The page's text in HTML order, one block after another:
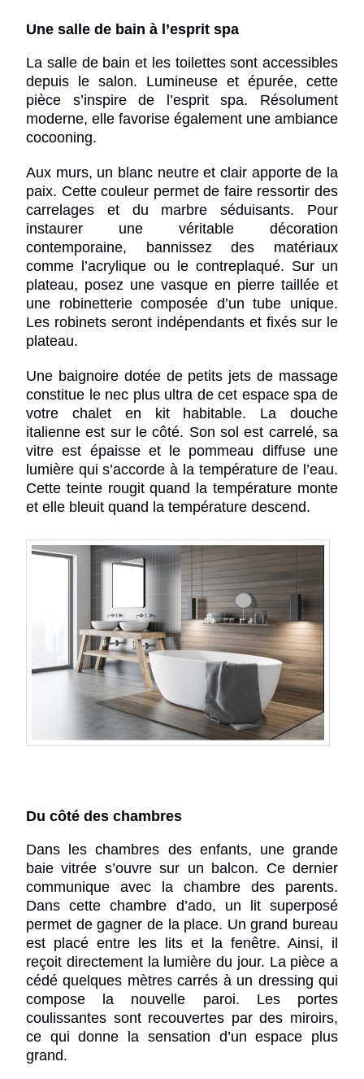
Une salle de bain à l’esprit spa
La salle de bain et les toilettes sont accessibles
depuis le salon. Lumineuse et épurée, cette
pièce s’inspire de l’esprit spa. Résolument
moderne, elle favorise également une ambiance
cocooning.
Aux murs, un blanc neutre et clair apporte de la
paix. Cette couleur permet de faire ressortir des
carrelages et du marbre séduisants. Pour
instaurer une véritable décoration
contemporaine, bannissez des matériaux
comme l’acrylique ou le contreplaqué. Sur un
plateau, posez une vasque en pierre taillée et
une robinetterie composée d’un tube unique.
Les robinets seront indépendants et fixés sur le
plateau.
Une baignoire dotée de petits jets de massage
constitue le nec plus ultra de cet espace spa de
votre chalet en kithabitable. La douche
italienne est sur le côté. Son sol est carrelé, sa
vitre est épaisse et le pommeau diffuse une
lumière qui s’accorde à la température de l’eau.
Cette teinte rougit quand la température monte
et elle bleuit quand la température descend.
Du côté des chambres
Dans les chambres des enfants, une grande
baie vitrée s’ouvre sur un balcon. Ce dernier
communique avec la chambre des parents.
Dans cette chambre d’ado, un lit superposé
permet de gagner de la place. Un grand bureau
est placé entre les lits et la fenêtre. Ainsi, il
reçoit directement la lumière du jour. La pièce a
cédé quelques mètres carrés à un dressing qui
compose la nouvelle paroi. Les portes
coulissantes sont recouvertes par des miroirs,
ce qui donne la sensation d’un espace plus
grand.